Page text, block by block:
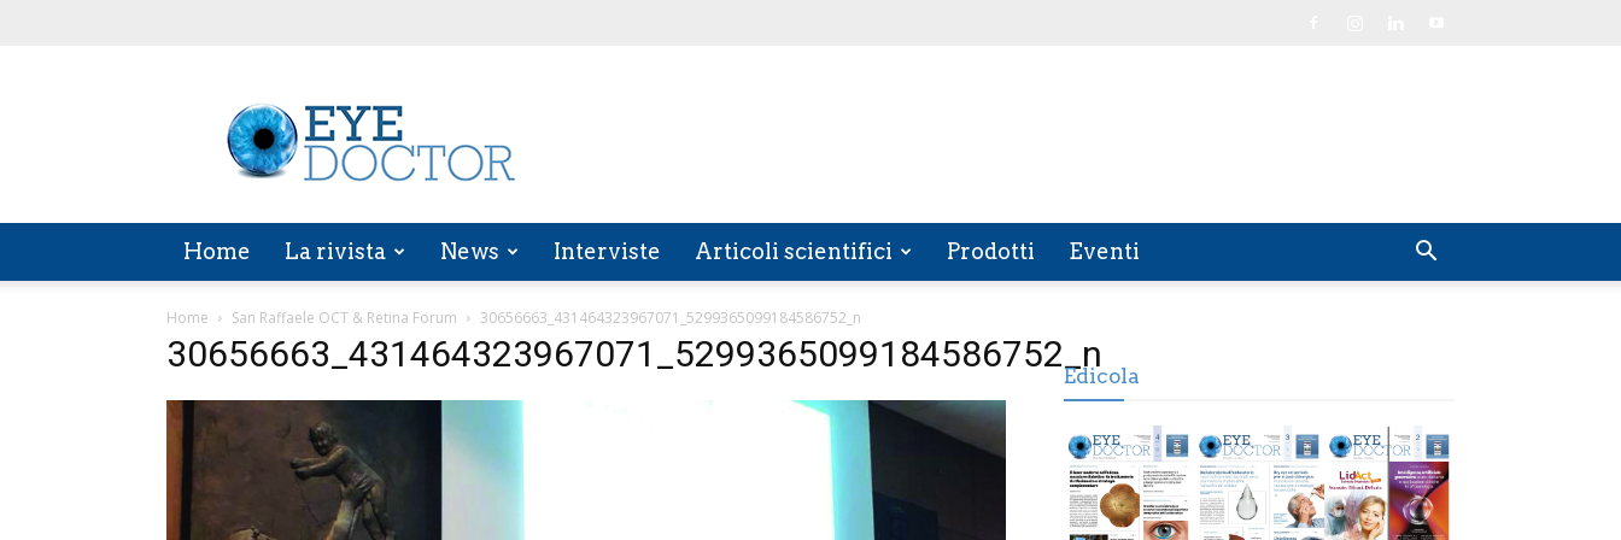
EYE
DOCTOR
Home La rivista News Interviste Articoli scientifici Prodotti Eventi
Home San Raffaele OCT & Retina Forum 30656663_431464323967071_5299365099184586752_n
30656663_431464323967071_5299365099184586752_n
Edicola